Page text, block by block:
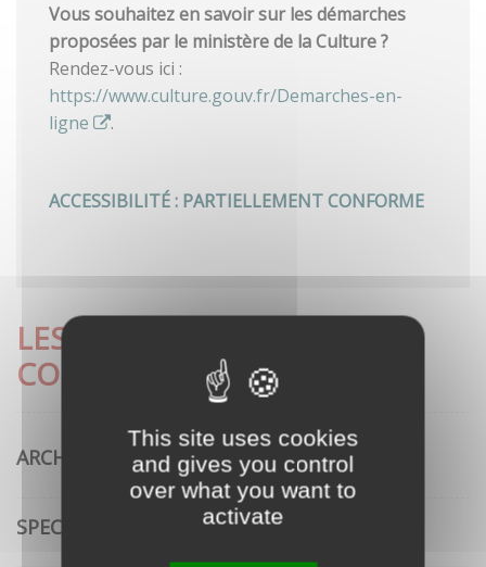
This site uses cookies
and gives you control
over what you want to
activate
Vous souhaitez en savoir sur les démarches
proposées par le ministère de la Culture ?
Rendez-vous ici :
https://www.culture.gouv.fr/Demarches-en-
ligne
.
ACCESSIBILITÉ : PARTIELLEMENT CONFORME
LES DÉMARCHES LES PLUS
CONSULTÉES
ARCHITECTURE
SPECTACLE VIVANT